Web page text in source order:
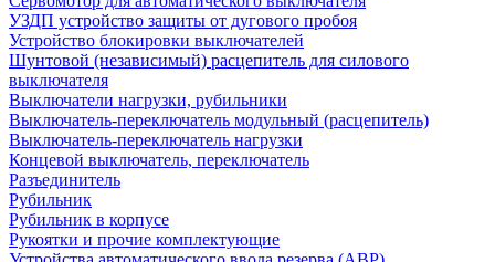
УЗДП устройство защиты от дугового пробоя
Устройство блокировки выключателей
Шунтовой (независимый) расцепитель для силового
выключателя
Выключатели нагрузки, рубильники
Выключатель-переключатель модульный (расцепитель)
Выключатель-переключатель нагрузки
Концевой выключатель, переключатель
Разъединитель
Рубильник
Рубильник в корпусе
Рукоятки и прочие комплектующие